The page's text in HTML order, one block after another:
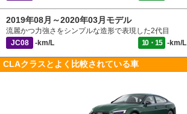
2019年08月～2020年03月モデル
流麗かつ力強さをシンプルな造形で表現した2代目
JC08
-km/L 10・15 -km/L
CLAクラスとよく比較されている車